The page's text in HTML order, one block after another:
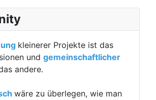
kleinerer Projekte ist das
und gemeinschaftlicher
andere.
wäre zu überlegen, wie man